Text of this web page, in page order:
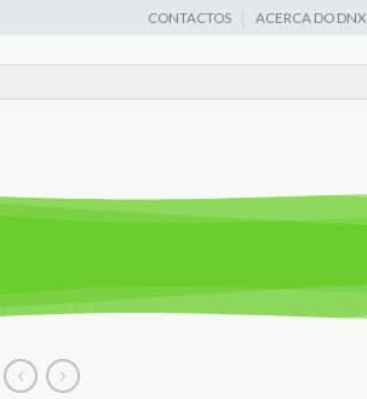
CONTACTOS ACERCA DO DNX